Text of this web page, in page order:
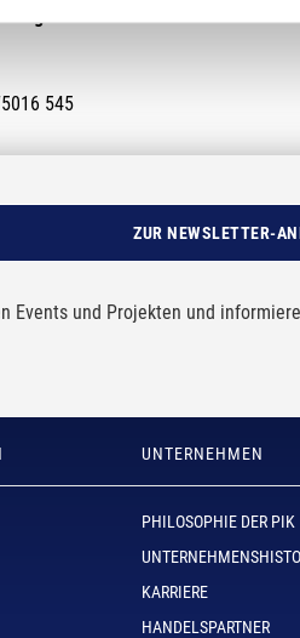
545
ZUR NEWSLETTER-
und Projekten und
UNTERNEHMEN
PHILOSOPHIE DER PIK
KARRIERE
HANDELSPARTNER